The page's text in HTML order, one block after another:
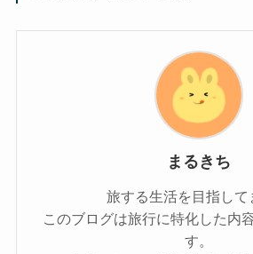
まるきち
旅する生活を目指して
このブログは旅行に特化した内
す。